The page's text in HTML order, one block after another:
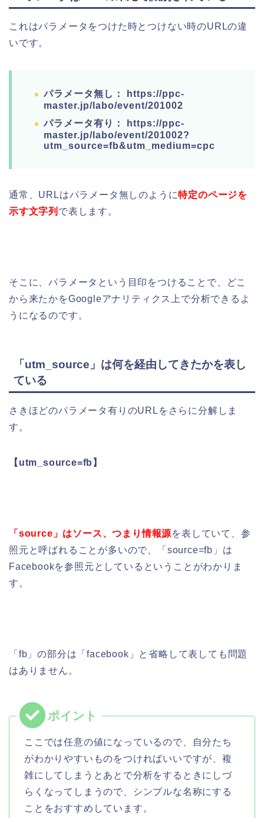
これはパラメータをつけた時とつけない時のURLの違
いです。
パラメータ無し： https://ppc-
master.jp/labo/event/201002
パラメータ有り： https://ppc-
master.jp/labo/event/201002?
utm_source=fb&utm_medium=cpc
通常、URLはパラメータ無しのように特定のページを
示す文字列 で表します。
そこに、パラメータという目印をつけることで、どこ
から来たかをGoogleアナリティクス上で分析できるよ
うになるのです。
「utm_source」は何を経由してきたかを表し
ている
さきほどのパラメータ有りのURLをさらに分解しま
す。
【utm_source=fb】
「source」はソース、つまり情報源を表していて、参
照元と呼ばれることが多いので、「source=fb」は
Facebookを参照元としているということがわかりま
す。
「fb」の部分は「facebook」と省略して表しても問題
はありません。
ここでは任意の値になっているので、自分たち
がわかりやすいものをつければいいですが、複
雑にしてしまうとあとで分析をするときにしづ
らくなってしまうので、シンプルな名称にする
ことをおすすめしています。